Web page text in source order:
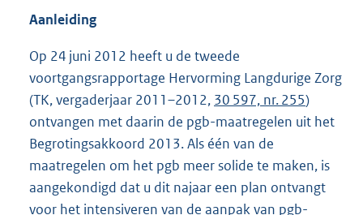
Aanleiding
Op 24 juni 2012 heeft u de tweede
voortgangsrapportage Hervorming Langdurige Zorg
(TK, vergaderjaar 2011–2012, 30 597, nr. 255)
ontvangen met daarin de pgb-maatregelen uit het
Begrotingsakkoord 2013. Als één van de
maatregelen om het pgb meer solide te maken, is
aangekondigd dat u dit najaar een plan ontvangt
voor het intensiveren van de aanpak van pgb-